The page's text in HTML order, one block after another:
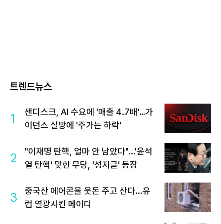
트렌드뉴스
1
샌디스크, AI 수요에 '매출 4.7배'…가
이던스 실망에 '주가는 하락'
2
"이재명 탄핵, 얼마 안 남았다"...'윤석
열 탄핵' 맞힌 무당, '성지글' 등장
3
중국산 에어콘을 웃돈 주고 산다...유
럽 열광시킨 메이디